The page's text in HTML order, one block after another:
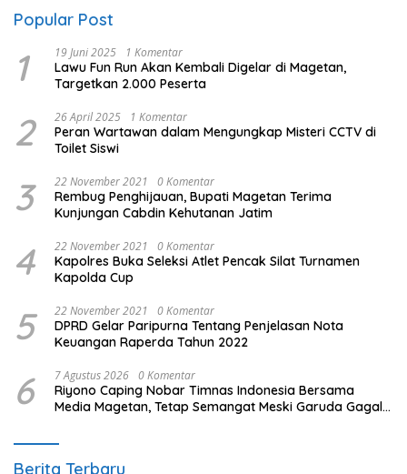
Popular Post
1 19 Juni 2025 1 Komentar
Lawu Fun Run Akan Kembali Digelar di Magetan,
Targetkan 2.000 Peserta
2 26 April 2025 1 Komentar
Peran Wartawan dalam Mengungkap Misteri CCTV di
Toilet Siswi
3 22 November 2021 0 Komentar
Rembug Penghijauan, Bupati Magetan Terima
Kunjungan Cabdin Kehutanan Jatim
4 22 November 2021 0 Komentar
Kapolres Buka Seleksi Atlet Pencak Silat Turnamen
Kapolda Cup
5 22 November 2021 0 Komentar
DPRD Gelar Paripurna Tentang Penjelasan Nota
Keuangan Raperda Tahun 2022
6 7 Agustus 2026 0 Komentar
Riyono Caping Nobar Timnas Indonesia Bersama
Media Magetan, Tetap Semangat Meski Garuda Gagal
Berita Terbaru